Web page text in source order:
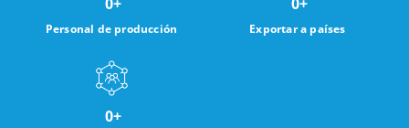
Personal de producción Exportar a países
0+